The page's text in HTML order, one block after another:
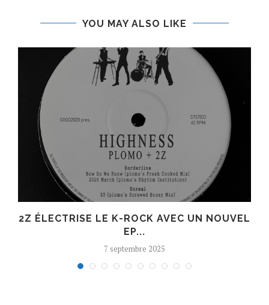
YOU MAY ALSO LIKE
2Z ÉLECTRISE LE K-ROCK AVEC UN NOUVEL
EP...
7 septembre 2025